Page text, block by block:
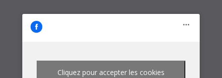
Cliquez pour accepter les cookies